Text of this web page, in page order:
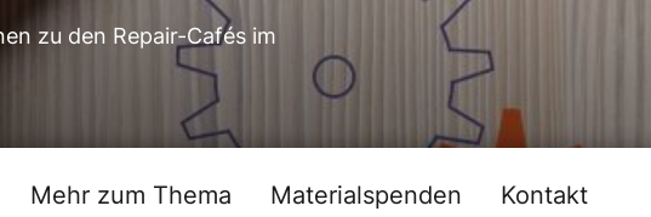
zu den Repair-Cafés im
Mehr zum Thema Materialspenden Kontakt